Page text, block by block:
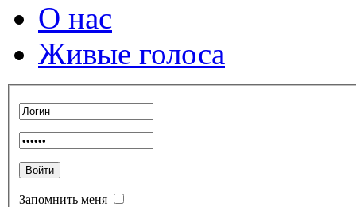
О нас
Живые голоса
Запомнить меня